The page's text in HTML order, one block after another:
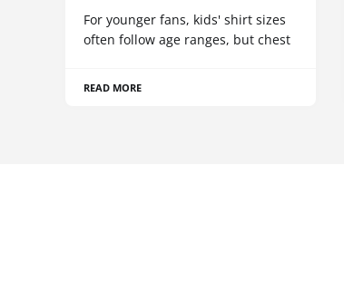
For younger fans, kids' shirt sizes
often follow age ranges, but chest
READ MORE